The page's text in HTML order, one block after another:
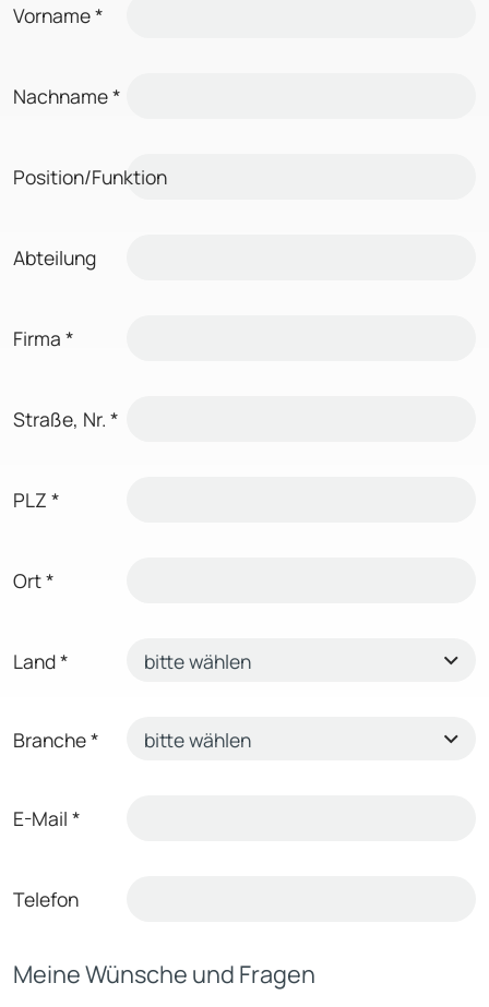
Vorname*
Nachname*
Position/Funktion
Abteilung
Firma *
Straße, Nr. *
PLZ *
Ort*
Land*
Branche*
E-Mail *
Telefon
Meine Wünsche und Fragen